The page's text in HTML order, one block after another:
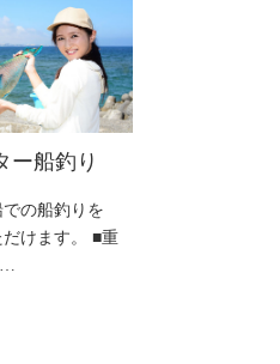
ー船釣り
の船釣りを
けます。 ■重